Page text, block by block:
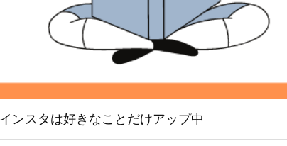
インスタは好きなことだけアップ中